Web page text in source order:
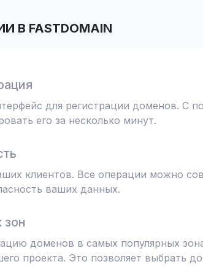
FASTDOMAIN
для регистрации доменов. С
его за несколько минут.
клиентов. Все операции можно
ваших данных.
доменов в самых популярных
проекта. Это позволяет выбрать